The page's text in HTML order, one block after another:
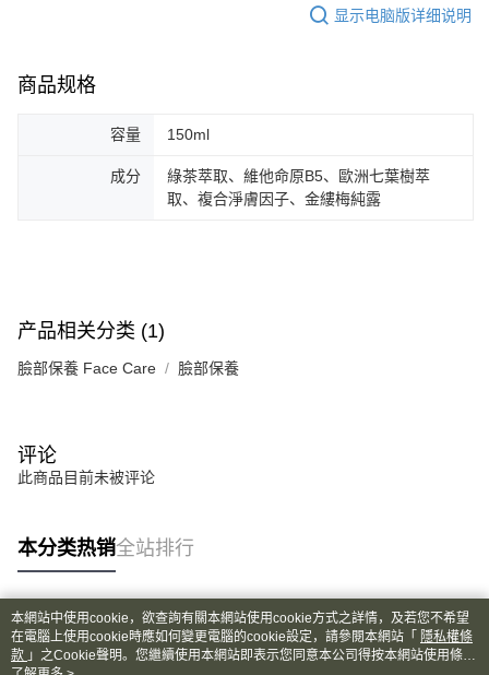
显示电脑版详细说明
商品规格
容量 150ml
成分
綠茶萃取、維他命原B5、歐洲七葉樹萃
取、複合淨膚因子、金縷梅純露
产品相关分类 (1)
臉部保養 Face Care 臉部保養
评论
此商品目前未被评论
本分类热销全站排行
热门标签
本網站中使用cookie，欲查詢有關本網站使用cookie方式之詳情，及若您不希望
在電腦上使用cookie時應如何變更電腦的cookie設定，請參閱本網站「 隱私權條
款 」之Cookie聲明。您繼續使用本網站即表示您同意本公司得按本網站使用條款